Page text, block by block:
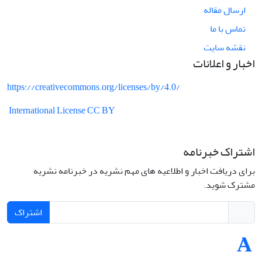
ارسال مقاله
تماس با ما
نقشه سایت
اخبار و اعلانات
https://creativecommons.org/licenses/by/4.0/
International License CC BY
اشتراک خبرنامه
برای دریافت اخبار و اطلاعیه های مهم نشریه در خبرنامه نشریه
مشترک شوید.
اشتراک